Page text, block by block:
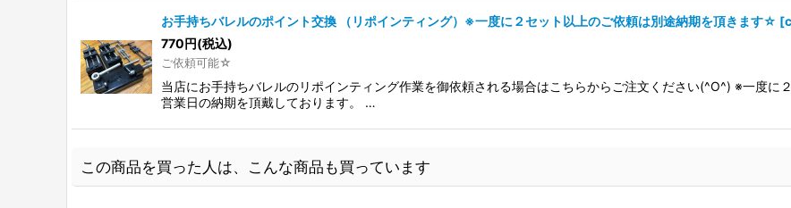
お手持ちバレルのポイント交換 （リポインティング）※一度に２セット以上のご依頼は別途納期を頂きます☆ [
770円(税込)
ご依頼可能☆
当店にお手持ちバレルのリポインティング作業を御依頼される場合はこちらからご注文ください(^O^) ※一度に
営業日の納期を頂戴しております。 …
この商品を買った人は、こんな商品も買っています